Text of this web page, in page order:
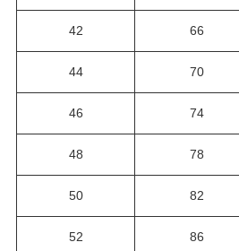
42 66
44 70
46 74
48 78
50 82
52 86